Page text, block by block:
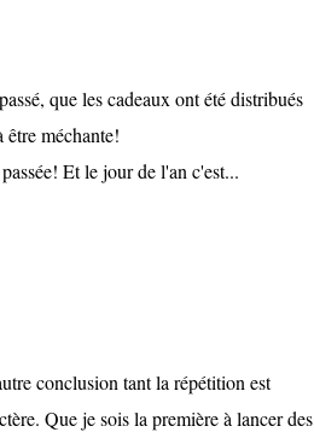
que les cadeaux ont été distribués
être méchante!
Et le jour de l'an c'est...
conclusion tant la répétition est
Que je sois la première à lancer des